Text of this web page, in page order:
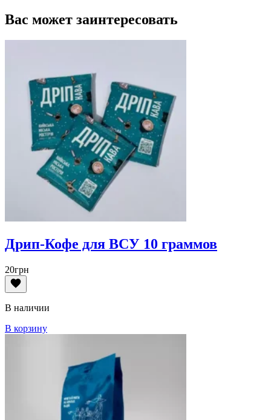
Вас может заинтересовать
Дрип-Кофе для ВСУ 10 граммов
20грн
В наличии
В корзину